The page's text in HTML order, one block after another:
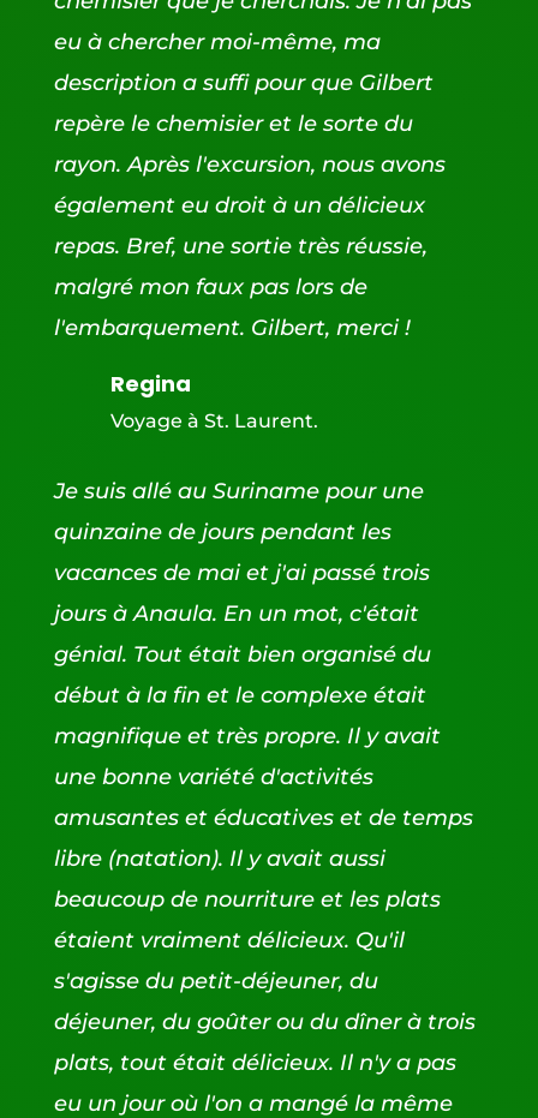
eu à chercher moi-même, ma
description a suffi pour que Gilbert
repère le chemisier et le sorte du
rayon. Après l'excursion, nous avons
également eu droit à un délicieux
repas. Bref, une sortie très réussie,
malgré mon faux pas lors de
l'embarquement. Gilbert, merci !
Regina
Voyage à St. Laurent.
Je suis allé au Suriname pour une
quinzaine de jours pendant les
vacances de mai et j'ai passé trois
jours à Anaula. En un mot, c'était
génial. Tout était bien organisé du
début à la fin et le complexe était
magnifique et très propre. Il y avait
une bonne variété d'activités
amusantes et éducatives et de temps
libre (natation). Il y avait aussi
beaucoup de nourriture et les plats
étaient vraiment délicieux. Qu'il
s'agisse du petit-déjeuner, du
déjeuner, du goûter ou du dîner à trois
plats, tout était délicieux. Il n'y a pas
eu un jour où l'on a mangé la même